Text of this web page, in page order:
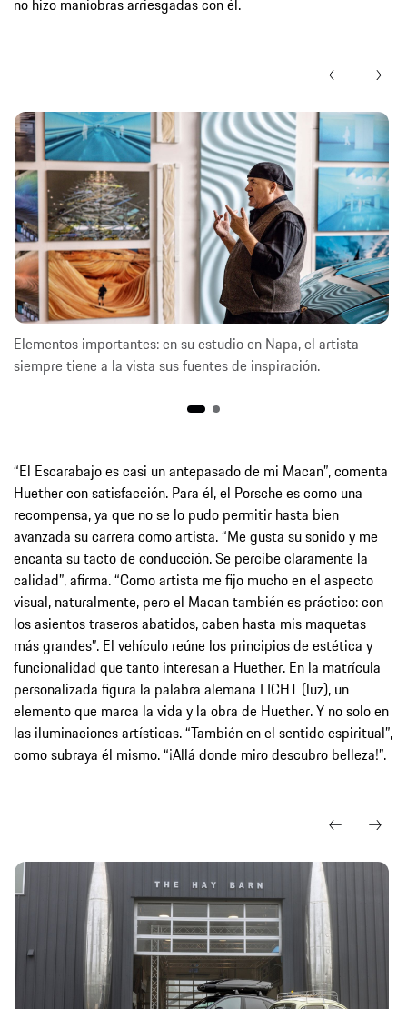
no hizo maniobras arriesgadas con él.
Elementos importantes: en su estudio en Napa, el artista
siempre tiene a la vista sus fuentes de inspiración.
“El Escarabajo es casi un antepasado de mi Macan”, comenta
Huether con satisfacción. Para él, el Porsche es como una
recompensa, ya que no se lo pudo permitir hasta bien
avanzada su carrera como artista. “Me gusta su sonido y me
encanta su tacto de conducción. Se percibe claramente la
calidad”, afirma. “Como artista me fijo mucho en el aspecto
visual, naturalmente, pero el Macan también es práctico: con
los asientos traseros abatidos, caben hasta mis maquetas
más grandes”. El vehículo reúne los principios de estética y
funcionalidad que tanto interesan a Huether. En la matrícula
personalizada figura la palabra alemana LICHT (luz), un
elemento que marca la vida y la obra de Huether. Y no solo en
las iluminaciones artísticas. “También en el sentido espiritual”,
como subraya él mismo. “¡Allá donde miro descubro belleza!”.